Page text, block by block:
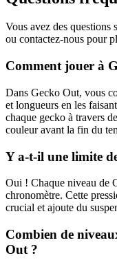
Vous avez des questions
ou contactez-nous pour
Comment jouer à
Dans Gecko Out, vous
et longueurs en les
chaque gecko à travers
couleur avant la fin du
Y a-t-il une limite
Oui ! Chaque niveau de
chronomètre. Cette
crucial et ajoute du
Combien de
Out ?